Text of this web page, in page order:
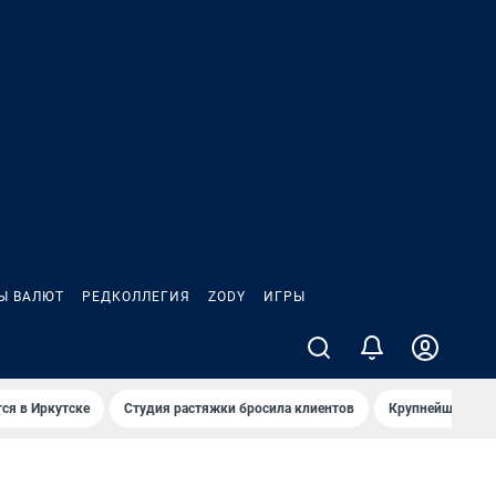
ВАЛЮТ РЕДКОЛЛЕГИЯ ZODY ИГРЫ
в Иркутске Студия растяжки бросила клиентов Крупнейшие